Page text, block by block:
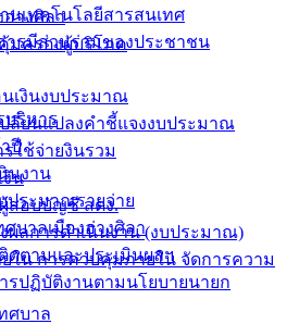
เทคโนโลยีสารสนเทศ
ารมีส่วนร่วมของประชาชน
นเงินงบประมาณ
ลี่ยนแปลงคำชี้แจงงบประมาณ
ใช้จ่ายงินรวม
งิน
สอบบัญชี สตง.
ผลการดำเนินงาน (งบประมาณ)
ใน การควบคุมภายใน จัดการความ
ศบาล
อ่างศิลา
มครองผู้บริโภค
บริหาร
ปี
นงาน
ประมาณรายจ่าย
บาลเมืองอ่างศิลา
ดตามและประเมินผลฯ
รปฏิบัติงานตามนโยบายนายก